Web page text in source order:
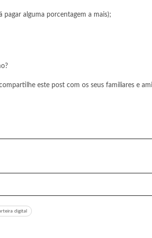
pagar alguma porcentagem a mais);
este post com os seus familiares e
digital